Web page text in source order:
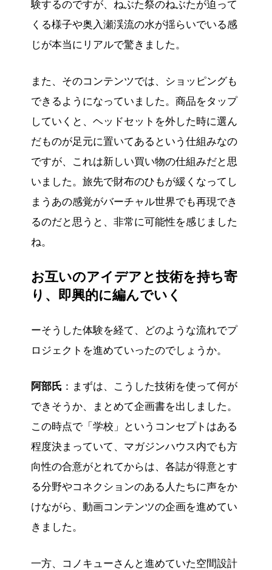
験するのですが、ねぶた祭のねぶたが迫って
くる様子や奥入瀬渓流の水が揺らいでいる感
じが本当にリアルで驚きました。
また、そのコンテンツでは、ショッピングも
できるようになっていました。商品をタップ
していくと、ヘッドセットを外した時に選ん
だものが足元に置いてあるという仕組みなの
ですが、これは新しい買い物の仕組みだと思
いました。旅先で財布のひもが緩くなってし
まうあの感覚がバーチャル世界でも再現でき
るのだと思うと、非常に可能性を感じました
ね。
お互いのアイデアと技術を持ち寄
り、即興的に編んでいく
ーそうした体験を経て、どのような流れでプ
ロジェクトを進めていったのでしょうか。
阿部氏 ：まずは、こうした技術を使って何が
できそうか、まとめて企画書を出しました。
この時点で「学校」というコンセプトはある
程度決まっていて、マガジンハウス内でも方
向性の合意がとれてからは、各誌が得意とす
る分野やコネクションのある人たちに声をか
けながら、動画コンテンツの企画を進めてい
きました。
一方、コノキューさんと進めていた空間設計